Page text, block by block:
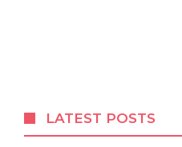
LATEST POSTS